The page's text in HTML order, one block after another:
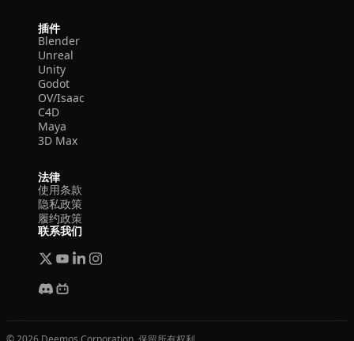
插件
Blender
Unreal
Unity
Godot
OV/Isaac
C4D
Maya
3D Max
法律
使用条款
隐私政策
履约政策
联系我们